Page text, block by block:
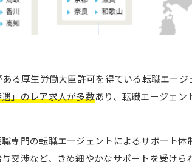
る厚生労働大臣許可を得ている転職エージ
」のレア求人が多数あり、転職エージェン
専門の転職エージェントによるサポート体
交渉など、きめ細やかなサポートを受け